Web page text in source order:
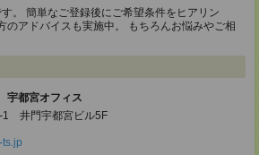
。 簡単なご登録後にご希望条件をヒアリン
のアドバイスも実施中。 もちろんお悩みやご相
宇都宮オフィス
1 井門宇都宮ビル5F